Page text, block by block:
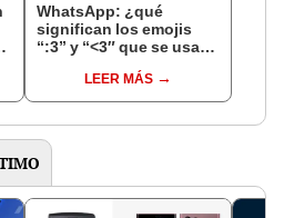
WhatsApp: ¿qué
significan los emojis
“:3” y “<3″ que se usan
LEER MÁS